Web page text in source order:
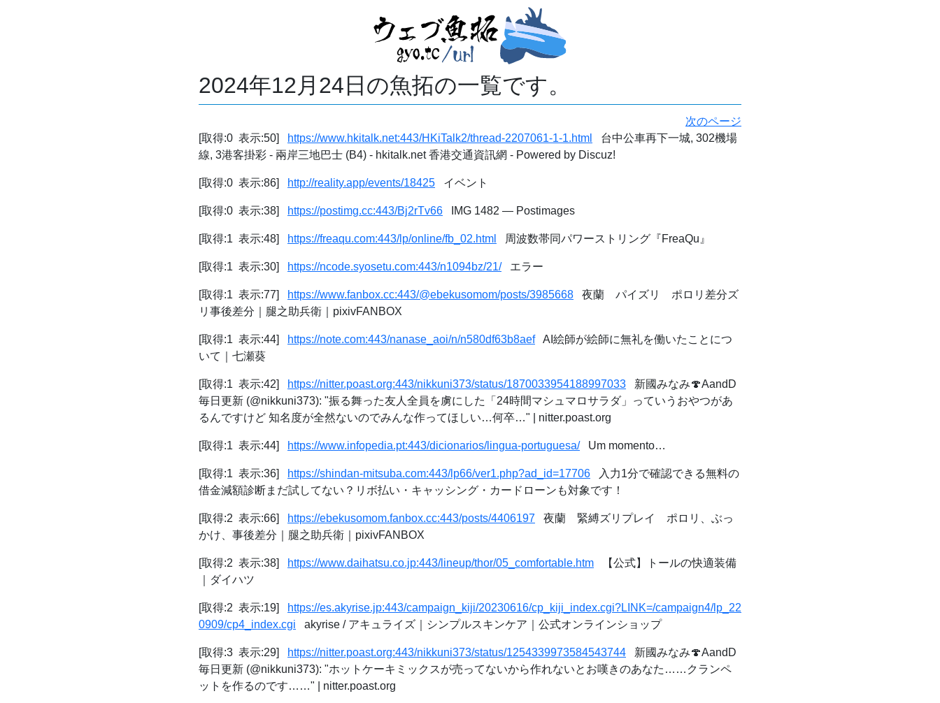
2024年12月24日の魚拓の一覧です。
次のページ
[取得:0 表示:50]
https://www.hkitalk.net:443/HKiTalk2/thread-2207061-1-1.html
台中公車再下一城, 302機場
線, 3港客掛彩 - 兩岸三地巴士 (B4) - hkitalk.net 香港交通資訊網 - Powered by Discuz!
[取得:0 表示:86] http://reality.app/events/18425 イベント
[取得:0 表示:38] https://postimg.cc:443/Bj2rTv66 IMG 1482 — Postimages
[取得:1 表示:48] https://freaqu.com:443/lp/online/fb_02.html 周波数帯同パワーストリング『FreaQu』
[取得:1 表示:30] https://ncode.syosetu.com:443/n1094bz/21/エラー
[取得:1 表示:77] https://www.fanbox.cc:443/@ebekusomom/posts/3985668 夜蘭 パイズリ ポロリ差分ズ
リ事後差分｜腿之助兵衛｜pixivFANBOX
[取得:1 表示:44] https://note.com:443/nanase_aoi/n/n580df63b8aefAI絵師が絵師に無礼を働いたことにつ
いて｜七瀬葵
[取得:1 表示:42] https://nitter.poast.org:443/nikkuni373/status/1870033954188997033 新國みなみ🍄AandD
毎日更新 (@nikkuni373): "振る舞った友人全員を虜にした「24時間マシュマロサラダ」っていうおやつがあ
るんですけど 知名度が全然ないのでみんな作ってほしい…何卒…" | nitter.poast.org
[取得:1 表示:44] https://www.infopedia.pt:443/dicionarios/lingua-portuguesa/Um momento…
[取得:1 表示:36] https://shindan-mitsuba.com:443/lp66/ver1.php?ad_id=17706 入力1分で確認できる無料の
借金減額診断まだ試してない？リボ払い・キャッシング・カードローンも対象です！
[取得:2 表示:66] https://ebekusomom.fanbox.cc:443/posts/4406197 夜蘭 緊縛ズリプレイ ポロリ、ぶっ
かけ、事後差分｜腿之助兵衛｜pixivFANBOX
[取得:2 表示:38] https://www.daihatsu.co.jp:443/lineup/thor/05_comfortable.htm 【公式】トールの快適装備
｜ダイハツ
[取得:2 表示:19]
https://es.akyrise.jp:443/campaign_kiji/20230616/cp_kiji_index.cgi?LINK=/campaign4/lp_22
0909/cp4_index.cgi akyrise / アキュライズ｜シンプルスキンケア｜公式オンラインショップ
[取得:3 表示:29] https://nitter.poast.org:443/nikkuni373/status/1254339973584543744 新國みなみ🍄AandD
毎日更新 (@nikkuni373): "ホットケーキミックスが売ってないから作れないとお嘆きのあなた……クランペ
ットを作るのです……" | nitter.poast.org